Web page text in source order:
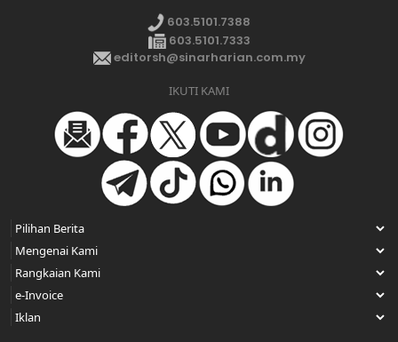
603.5101.7388
603.5101.7333
editorsh@sinarharian.com.my
IKUTI KAMI